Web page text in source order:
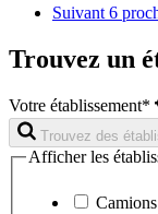
Suivant 6
Trouvez un
Votre établissement*
Trouvez des
Afficher les
Camions